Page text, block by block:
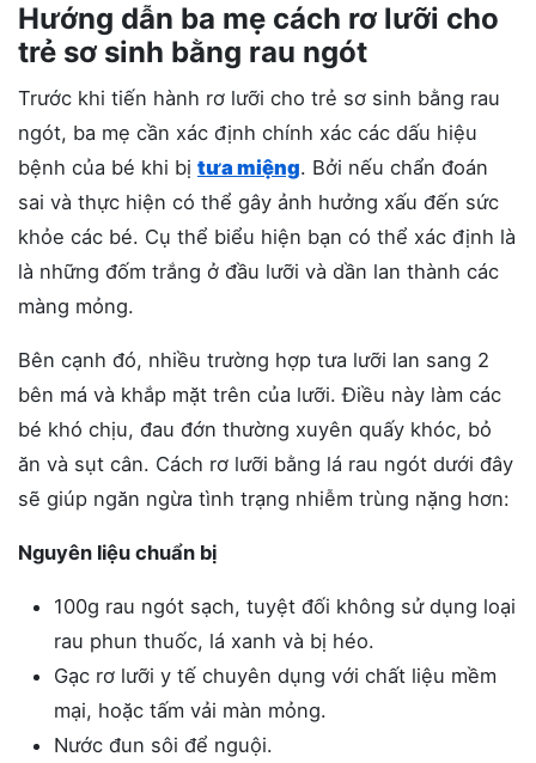
Hướng dẫn ba mẹ cách rơ lưỡi cho
trẻ sơ sinh bằng rau ngót
Trước khi tiến hành rơ lưỡi cho trẻ sơ sinh bằng rau
ngót, ba mẹ cần xác định chính xác các dấu hiệu
bệnh của bé khi bị tưa miệng. Bởi nếu chẩn đoán
sai và thực hiện có thể gây ảnh hưởng xấu đến sức
khỏe các bé. Cụ thể biểu hiện bạn có thể xác định là
là những đốm trắng ở đầu lưỡi và dần lan thành các
màng mỏng.
Bên cạnh đó, nhiều trường hợp tưa lưỡi lan sang 2
bên má và khắp mặt trên của lưỡi. Điều này làm các
bé khó chịu, đau đớn thường xuyên quấy khóc, bỏ
ăn và sụt cân. Cách rơ lưỡi bằng lá rau ngót dưới đây
sẽ giúp ngăn ngừa tình trạng nhiễm trùng nặng hơn:
Nguyên liệu chuẩn bị
100g rau ngót sạch, tuyệt đối không sử dụng loại
rau phun thuốc, lá xanh và bị héo.
Gạc rơ lưỡi y tế chuyên dụng với chất liệu mềm
mại, hoặc tấm vải màn mỏng.
Nước đun sôi để nguội.